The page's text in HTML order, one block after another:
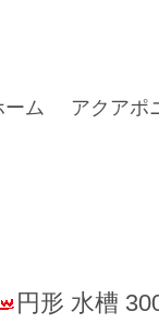
ーム アクアポ
円形 水槽